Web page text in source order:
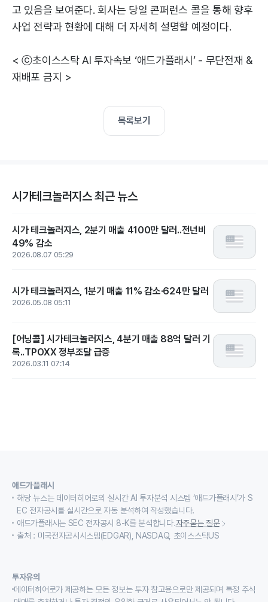
고 있음을 보여준다. 회사는 당일 콘퍼런스 콜을 통해 향후
사업 전략과 현황에 대해 더 자세히 설명할 예정이다.
< ⓒ초이스스탁 AI 투자속보 ‘애드가플래시’ - 무단전재 &
재배포 금지 >
목록보기
시가테크놀러지스 최근 뉴스
시가 테크놀러지스, 2분기 매출 4100만 달러..전년비
49% 감소
2026.08.07 05:29
시가 테크놀러지스, 1분기 매출 11% 감소·624만 달러
2026.05.08 05:11
[어닝콜] 시가테크놀러지스, 4분기 매출 88억 달러 기
록..TPOXX 정부조달 급증
2026.03.11 07:14
애드가플래시
해당 뉴스는 데이터히어로의 실시간 AI 투자분석 시스템 ‘애드가플래시’가 S
EC 전자공시를 실시간으로 자동 분석하여 작성했습니다.
애드가플래시는 SEC 전자공시 8-K를 분석합니다.자주묻는 질문
출처 : 미국전자공시시스템(EDGAR), NASDAQ, 초이스스탁US
투자유의
데이터히어로가 제공하는 모든 정보는 투자 참고용으로만 제공되며 특정 주식